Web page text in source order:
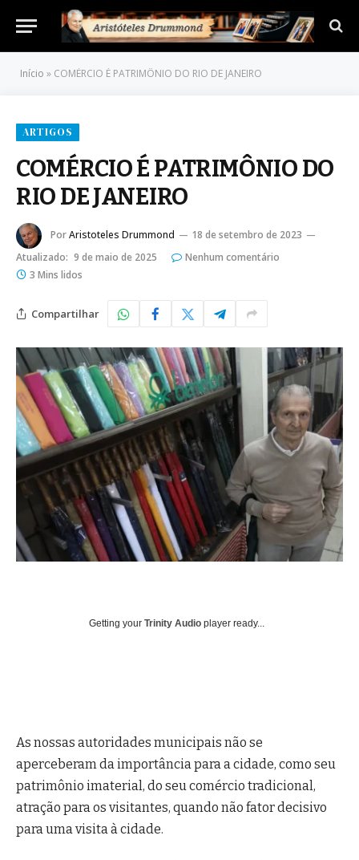
Início » COMÉRCIO É PATRIMÔNIO DO RIO DE JANEIRO
ARTIGOS
COMÉRCIO É PATRIMÔNIO DO
RIO DE JANEIRO
PorAristoteles Drummond
18 de setembro de 2023
Atualizado: 9 de maio de 2025
Nenhum comentário
3 Mins lidos
Compartilhar
Getting your Trinity Audio player ready...
As nossas autoridades municipais não se
aperceberam da importância para a cidade, como seu
patrimônio imaterial, do seu comércio tradicional,
atração para os visitantes, quando não fator decisivo
para uma visita à cidade.